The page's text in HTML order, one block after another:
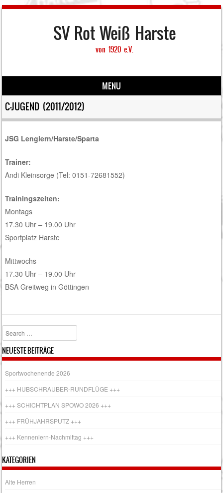
SV Rot Weiß Harste
von 1920 e.V.
MENU
Skip to content
C-JUGEND (2011/2012)
JSG Lenglern/Harste/Sparta
Trainer:
Andi Kleinsorge (Tel: 0151-72681552)
Trainingszeiten:
Montags
17.30 Uhr – 19.00 Uhr
Sportplatz Harste
Mittwochs
17.30 Uhr – 19.00 Uhr
BSA Greitweg in Göttingen
Search
NEUESTE BEITRÄGE
Sportwochenende 2026
+++ HUBSCHRAUBER-RUNDFLÜGE +++
+++ SCHICHTPLAN SPOWO 2026 +++
+++ FRÜHJAHRSPUTZ +++
+++ Kennenlern-Nachmittag +++
KATEGORIEN
Alte Herren